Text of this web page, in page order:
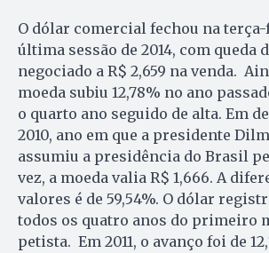
O dólar comercial fechou na terça-
última sessão de 2014, com queda
negociado a R$ 2,659 na venda.
moeda subiu 12,78% no ano
o quarto ano seguido de alta. Em
2010, ano em que a presidente
assumiu a presidência do Brasil
vez, a moeda valia R$ 1,666. A
valores é de 59,54%. O dólar
todos os quatro anos do primeiro
petista. Em 2011, o avanço foi de